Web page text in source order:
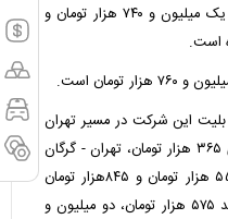
در مسیر تهران - زاهدان نیز نرخ‌های یک میلیون و ۷۴۰ هزار تومان و
است.
قیمت بلیت این شرکت در مسیر تهران
- اهواز ۹۴۰ هزار تومان، تهران - ساری ۳۶۵ هزار تومان، تهران - گرگان
۴۵۰ هزار تومان،۵۰۰ هزار تومان و ۵۵۰ هزار تومان و ۸۴۵هزار تومان
بود. همچنین بلیت قطار تهران - مشهد ۵۷۵ هزار تومان، دو میلیون و